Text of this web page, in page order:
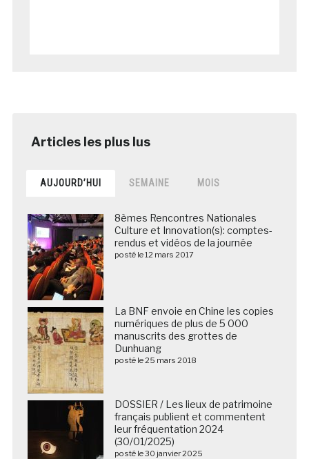
AUJOURD’HUI SEMAINE MOIS
8èmes Rencontres Nationales
Culture et Innovation(s): comptes-
rendus et vidéos de la journée
posté le 12 mars 2017
La BNF envoie en Chine les copies
numériques de plus de 5 000
manuscrits des grottes de
Dunhuang
posté le 25 mars 2018
DOSSIER / Les lieux de patrimoine
français publient et commentent
leur fréquentation 2024
(30/01/2025)
posté le 30 janvier 2025